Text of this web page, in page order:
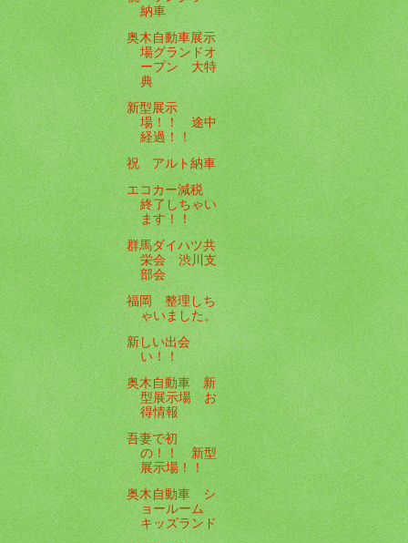
納車
奥木自動車展示
場グランドオ
ープン 大特
典
新型展示
場！！ 途中
経過！！
祝 アルト納車
エコカー減税
終了しちゃい
ます！！
群馬ダイハツ共
栄会 渋川支
部会
福岡 整理しち
ゃいました。
新しい出会
い！！
奥木自動車 新
型展示場 お
得情報
吾妻で初
の！！ 新型
展示場！！
奥木自動車 シ
ョールーム
キッズランド